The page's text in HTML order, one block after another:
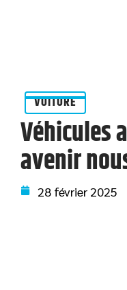
VOITURE
Véhicules
avenir
28 février 2025